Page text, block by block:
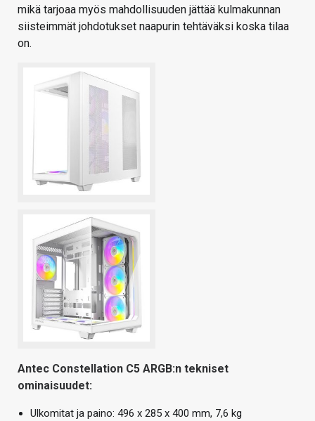
mikä tarjoaa myös mahdollisuuden jättää kulmakunnan
siisteimmät johdotukset naapurin tehtäväksi koska tilaa
on.
Antec Constellation C5 ARGB:n tekniset
ominaisuudet:
Ulkomitat ja paino: 496 x 285 x 400 mm, 7,6 kg